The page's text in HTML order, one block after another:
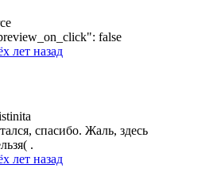
false
лет назад
спасибо. Жаль, здесь
.
лет назад